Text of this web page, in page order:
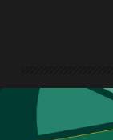
استان ها